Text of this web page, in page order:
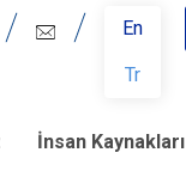
En
Tr
İnsan Kaynakları